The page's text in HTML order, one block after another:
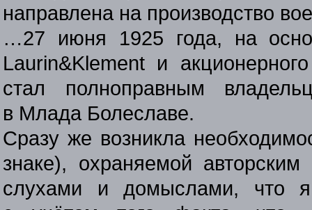
направлена на производство
…27 июня 1925 года, на
Laurin&Klement и
стал полноправным
в Млада Болеславе.
Сразу же возникла
знаке), охраняемой
слухами и домыслами, что